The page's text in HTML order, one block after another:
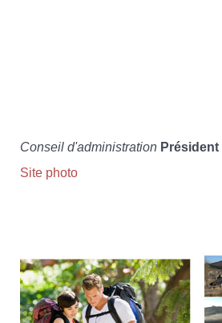
Conseil d'administration Président
Site photo